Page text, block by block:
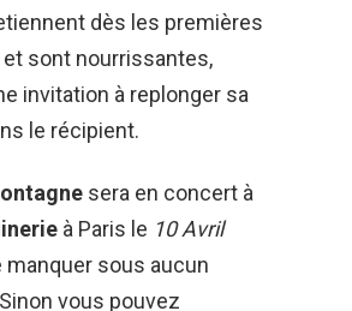
dès les premières
sont nourrissantes,
invitation à replonger sa
le récipient.
sera en concert à
à Paris le 10 Avril
manquer sous aucun
vous pouvez